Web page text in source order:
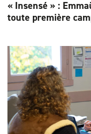
« Insensé » :
toute première